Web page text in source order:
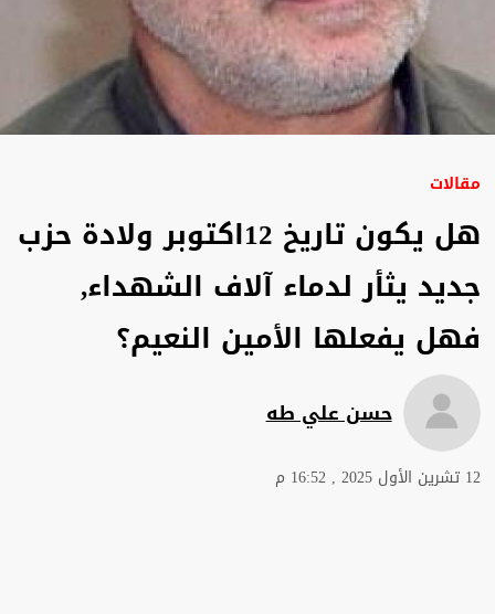
مقالات
هل يكون تاريخ 12اكتوبر ولادة حزب
جديد يثأر لدماء آلاف الشهداء,
فهل يفعلها الأمين النعيم؟
حسن علي طه
12 تشرين الأول 2025 , 16:52 م